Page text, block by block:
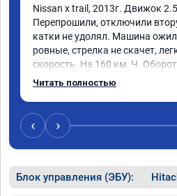
Nissan x trаil, 2013г. Движок
Перепрошили, отключили
катки не удолял. Машина
ровные, стрелка не скачет,
скорость. На 160 км. Ч.
3000.расход тот-же без
Читать полностью
‹ ›
Блок управления (ЭБУ):